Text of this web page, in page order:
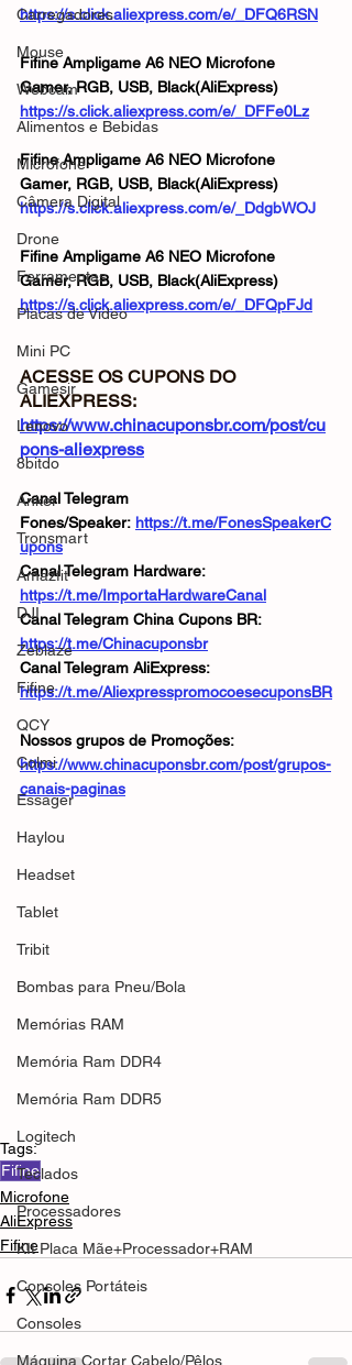
Carregadores
Mouse
Webcam
Alimentos e Bebidas
Microfone
Câmera Digital
Drone
Ferramentas
Placas de Vídeo
Mini PC
Gamesir
Lenovo
8bitdo
Anker
Tronsmart
Amazfit
DJI
Zeblaze
Fifine
QCY
Colmi
Essager
Haylou
Headset
Tablet
Tribit
Bombas para Pneu/Bola
Memórias RAM
Memória Ram DDR4
Memória Ram DDR5
Logitech
Teclados
Processadores
KIt Placa Mãe+Processador+RAM
Consoles Portáteis
Consoles
Máquina Cortar Cabelo/Pêlos
https://s.click.aliexpress.com/e/_DFQ6RSN
Fifine Ampligame A6 NEO Microfone
Gamer, RGB, USB, Black(AliExpress)
https://s.click.aliexpress.com/e/_DFFe0Lz
Fifine Ampligame A6 NEO Microfone
Gamer, RGB, USB, Black(AliExpress)
https://s.click.aliexpress.com/e/_DdgbWOJ
Fifine Ampligame A6 NEO Microfone
Gamer, RGB, USB, Black(AliExpress)
https://s.click.aliexpress.com/e/_DFQpFJd
ACESSE OS CUPONS DO
ALIEXPRESS:
https://www.chinacuponsbr.com/post/cu
pons-aliexpress
Canal Telegram
Fones/Speaker: https://t.me/FonesSpeakerC
upons
Canal Telegram Hardware:
https://t.me/ImportaHardwareCanal
Canal Telegram China Cupons BR:
https://t.me/Chinacuponsbr
Canal Telegram AliExpress:
https://t.me/AliexpresspromocoesecuponsBR
Nossos grupos de Promoções:
https://www.chinacuponsbr.com/post/grupos-
canais-paginas
Tags:
Fifine
Microfone
AliExpress
Fifine